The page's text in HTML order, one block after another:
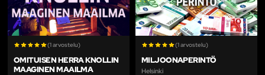
(1 arvostelu)
OMITUISEN HERRA KNOLLIN
MAAGINEN MAAILMA
(1 arvostelu)
MILJOONAPERINTÖ
Helsinki